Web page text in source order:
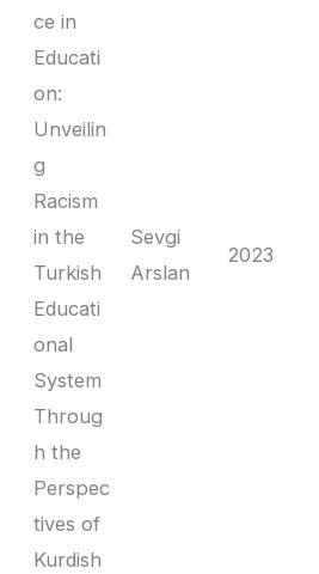
ce in
Educati
on:
Unveilin
g
Racism
in the
Turkish
Educati
onal
System
Throug
h the
Perspec
tives of
Kurdish
Sevgi
Arslan
2023